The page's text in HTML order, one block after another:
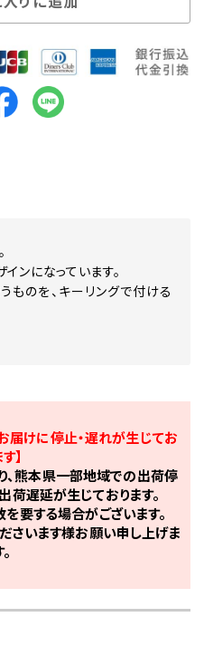
ンになっています。
ものを、キーリングで付ける
届けに停止・遅れが生じてお
】
熊本県一部地域での出荷停
荷遅延が生じております。
要する場合がございます。
さいます様お願い申し上げま